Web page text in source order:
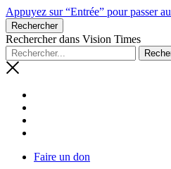
Appuyez sur “Entrée” pour passer
Rechercher
Rechercher dans Vision Times
Faire un don